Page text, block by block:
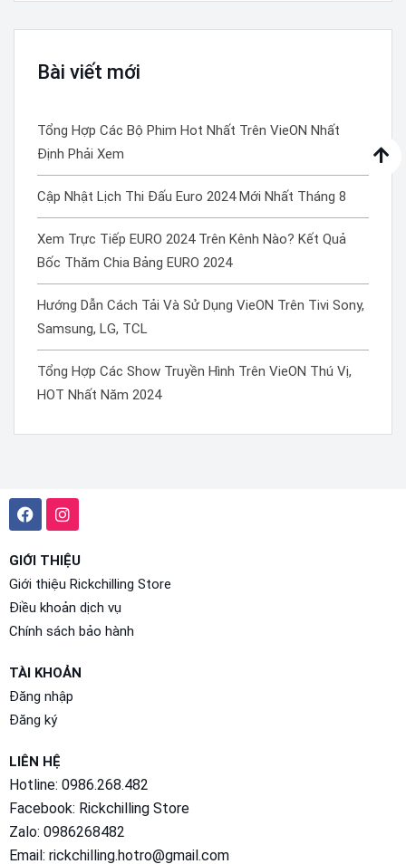
Bài viết mới
Tổng Hợp Các Bộ Phim Hot Nhất Trên VieON Nhất
Định Phải Xem
Cập Nhật Lịch Thi Đấu Euro 2024 Mới Nhất Tháng 8
Xem Trực Tiếp EURO 2024 Trên Kênh Nào? Kết Quả
Bốc Thăm Chia Bảng EURO 2024
Hướng Dẫn Cách Tải Và Sử Dụng VieON Trên Tivi Sony,
Samsung, LG, TCL
Tổng Hợp Các Show Truyền Hình Trên VieON Thú Vị,
HOT Nhất Năm 2024
GIỚI THIỆU
Giới thiệu Rickchilling Store
Điều khoản dịch vụ
Chính sách bảo hành
TÀI KHOẢN
Đăng nhập
Đăng ký
LIÊN HỆ
Hotline: 0986.268.482
Facebook: Rickchilling Store
Zalo: 0986268482
Email: rickchilling.hotro@gmail.com